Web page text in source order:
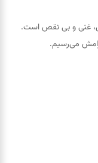
غنی و بی نقص است.
می‌رسیم.